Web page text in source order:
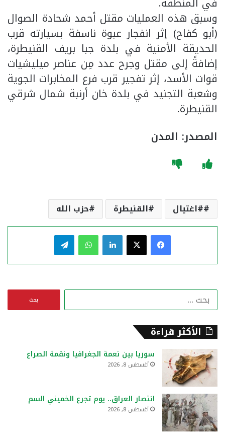
وسبق هذه العمليات مقتل أحمد شحادة الصوال
(أبو كفاح) إثر انفجار عبوة ناسفة بسيارته قرب
الحديقة الأمنية في بلدة جبا بريف القنيطرة،
إضافةً إلى مقتل وجرح عدد مِن عناصر ميليشيات
قوات الأسد، إثر تفجير قرب فرع المخابرات الجوية
وشعبة التجنيد في بلدة خان أرنبة شمال شرقي
القنيطرة.
المصدر: المدن
#اغتيال القنيطرة حزب الله
فيسبوك لينكدإن واتساب
ن
الأكثر قراءة
سوريا بين نعمة الجغرافيا ونقمة الصراع
أغسطس 8, 2026
انتصار العراق.. يوم تجرع الخميني السم
أغسطس 8, 2026